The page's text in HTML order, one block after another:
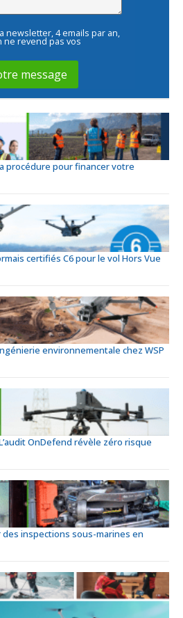
newsletter, 4 emails par an,
ne revend pas vos
procédure pour financer votre
certifiés C6 pour le vol Hors Vue
environnementale chez WSP
OnDefend révèle zéro risque
inspections sous-marines en